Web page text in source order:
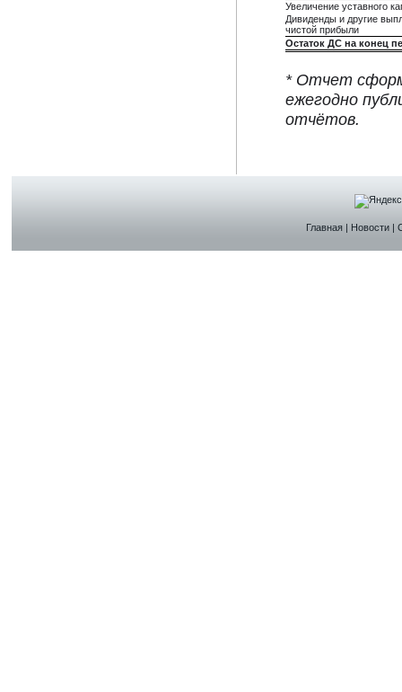
Увеличение уставного
Дивиденды и другие
чистой прибыли
Остаток ДС на конец
* Отчет
ежегодно
отчётов.
Главная| Новости|